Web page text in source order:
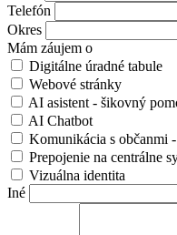
Telefón
Okres
Mám záujem o
Digitálne úradné tabule
Webové stránky
AI asistent - šikovný
AI Chatbot
Komunikácia s občanmi
Prepojenie na centrálne
Vizuálna identita
Iné